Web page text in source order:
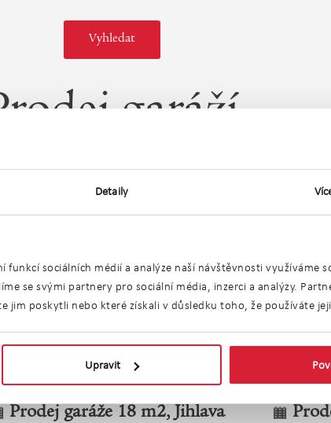
Detaily
funkcí sociálních médií a analýze naší návštěvnosti využíváme
se svými partnery pro sociální média, inzerci a analýzy.
jim poskytli nebo které získali v důsledku toho, že používáte
Upravit
garáží
Prodej garáže 18 m2, Jihlava